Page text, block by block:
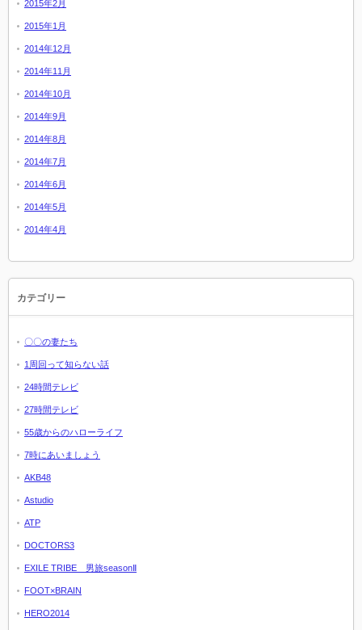
2015年2月
2015年1月
2014年12月
2014年11月
2014年10月
2014年9月
2014年8月
2014年7月
2014年6月
2014年5月
2014年4月
カテゴリー
〇〇の妻たち
1周回って知らない話
24時間テレビ
27時間テレビ
55歳からのハローライフ
7時にあいましょう
AKB48
Astudio
ATP
DOCTORS3
EXILE TRIBE 男旅seasonⅡ
FOOT×BRAIN
HERO2014